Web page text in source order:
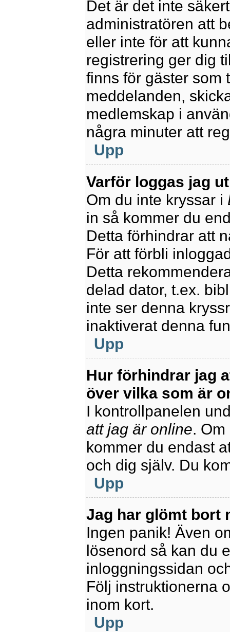
Det är det inte
administratören att
eller inte för att
registrering ger dig
finns för gäster som
meddelanden,
medlemskap i
några minuter att
Upp
Varför loggas jag
Om du inte kryssar i
in så kommer du
Detta förhindrar att
För att förbli
Detta
delad dator, t.ex.
inte ser denna
inaktiverat denna
Upp
Hur förhindrar jag
över vilka som är
I kontrollpanelen
att jag är online.
kommer du endast
och dig själv. Du
Upp
Jag har glömt bort
Ingen panik! Även
lösenord så kan du
inloggningssidan
Följ instruktionerna
inom kort.
Upp